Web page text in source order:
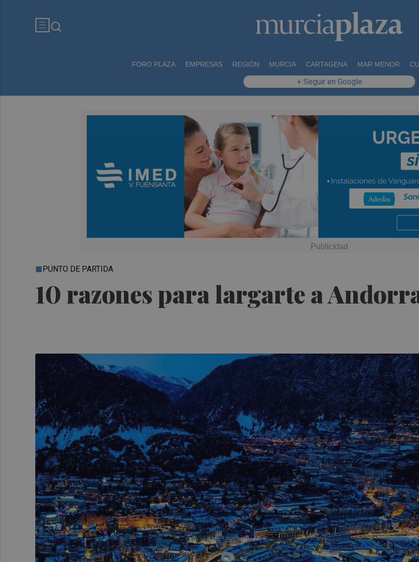
FORO PLAZA EMPRESAS REGIÓN MURCIA CARTAGENA MAR MENOR
+ Seguir en Google
10 razones para largarte a
PUNTO DE PARTIDA